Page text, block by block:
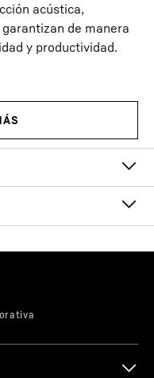
acústica,
de manera
y productividad.
pesada / Petróleo y gas